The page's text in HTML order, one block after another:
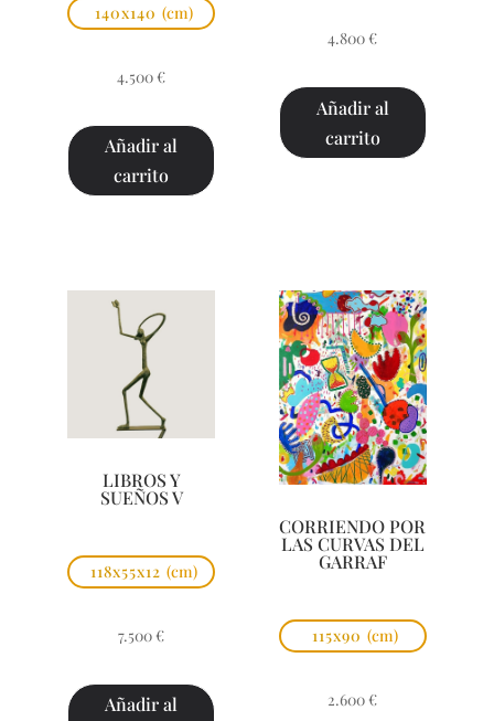
140x140 (cm)
4.500 €
Añadir al
carrito
4.800 €
Añadir al
carrito
LIBROS Y
SUEÑOS V
118x55x12 (cm)
7.500 €
Añadir al
CORRIENDO POR
LAS CURVAS DEL
GARRAF
115x90 (cm)
2.600 €